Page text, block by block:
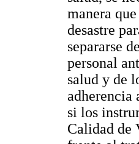
manera
desastre
separarse
personal
salud y de
adherencia
si los
Calidad de